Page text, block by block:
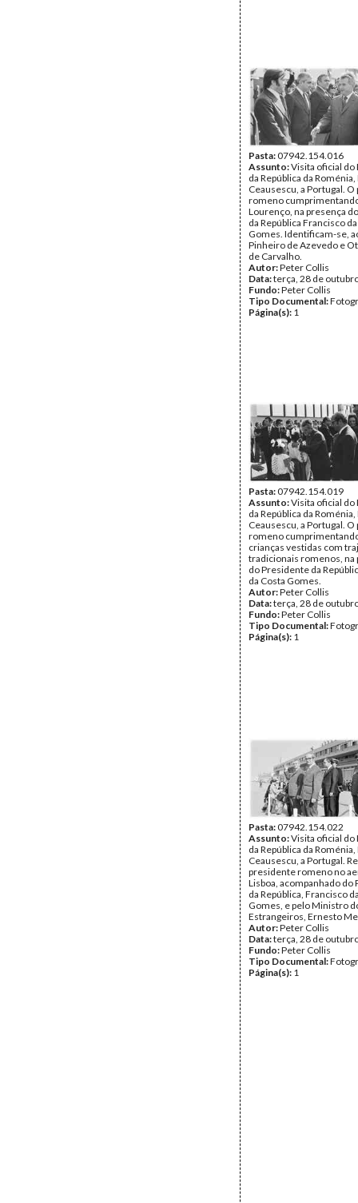
Pasta:07942.154.016
Assunto:Visita oficial
da República da
Ceausescu, a Portugal.
romeno
Lourenço, na presença
da República Francisco
Gomes. Identificam-se,
Pinheiro de Azevedo e
de Carvalho.
Autor:Peter Collis
Data:terça, 28 de
Fundo:Peter Collis
Tipo Documental:
Página(s): 1
Pasta:07942.154.019
Assunto:Visita oficial
da República da
Ceausescu, a Portugal.
romeno
crianças vestidas com
tradicionais romenos, na
do Presidente da
da Costa Gomes.
Autor:Peter Collis
Data:terça, 28 de
Fundo:Peter Collis
Tipo Documental:
Página(s): 1
Pasta:07942.154.022
Assunto:Visita oficial
da República da
Ceausescu, a Portugal.
presidente romeno no
Lisboa, acompanhado do
da República, Francisco
Gomes, e pelo Ministro
Estrangeiros, Ernesto
Autor:Peter Collis
Data:terça, 28 de
Fundo:Peter Collis
Tipo Documental:
Página(s): 1